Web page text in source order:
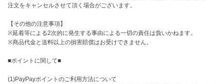
注文をキャンセルさせて頂く場合がございます。
【その他の注意事項】
※延着等による2次的に発生する事由による一切の責任は負いかねます。
※商品代金と送料以上の損害賠償はお受けできません。
■ポイントに関して■
(1)PayPayポイントのご利用方法について